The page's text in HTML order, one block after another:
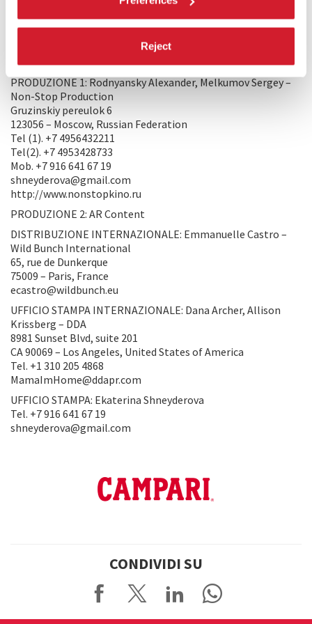
Reject
viviate.
PRODUZIONE/DISTRIBUZIONE
PRODUZIONE 1: Rodnyansky Alexander, Melkumov Sergey –
Non-Stop Production
Gruzinskiy pereulok 6
123056 – Moscow, Russian Federation
Tel (1). +7 4956432211
Tel(2). +7 4953428733
Mob. +7 916 641 67 19
shneyderova@gmail.com
http://www.nonstopkino.ru
PRODUZIONE 2: AR Content
DISTRIBUZIONE INTERNAZIONALE: Emmanuelle Castro –
Wild Bunch International
65, rue de Dunkerque
75009 – Paris, France
ecastro@wildbunch.eu
UFFICIO STAMPA INTERNAZIONALE: Dana Archer, Allison
Krissberg – DDA
8981 Sunset Blvd, suite 201
CA 90069 – Los Angeles, United States of America
Tel. +1 310 205 4868
MamaImHome@ddapr.com
UFFICIO STAMPA: Ekaterina Shneyderova
Tel. +7 916 641 67 19
shneyderova@gmail.com
CONDIVIDI SU